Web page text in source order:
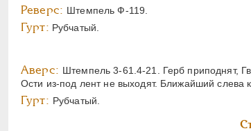
Реверс: Штемпель Ф-119.
Гурт: Рубчатый.
Аверс: Штемпель 3-61.4-21. Герб приподнят,
Ости из-под лент не выходят. Ближайший слева
Гурт: Рубчатый.